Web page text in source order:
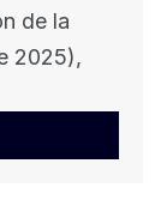
de la
2025),